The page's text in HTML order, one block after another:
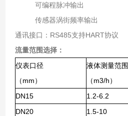
可编程脉冲输出
传感器涡街频率输出
通讯接口：RS485支持HART协议
流量范围选择：
仪表口径
（mm）
液体测量范围
（m3/h）
DN15
1.2-6.2
DN20
1.5-10